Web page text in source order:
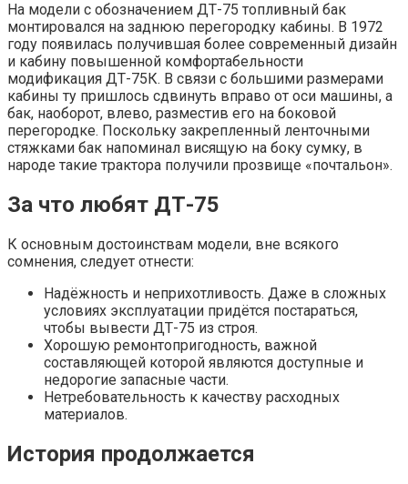
На модели с обозначением ДТ-75 топливный бак
монтировался на заднюю перегородку кабины. В 1972
году появилась получившая более современный дизайн
и кабину повышенной комфортабельности
модификация ДТ-75К. В связи с большими размерами
кабины ту пришлось сдвинуть вправо от оси машины, а
бак, наоборот, влево, разместив его на боковой
перегородке. Поскольку закрепленный ленточными
стяжками бак напоминал висящую на боку сумку, в
народе такие трактора получили прозвище «почтальон».
За что любят ДТ-75
К основным достоинствам модели, вне всякого
сомнения, следует отнести:
Надёжность и неприхотливость. Даже в сложных
условиях эксплуатации придётся постараться,
чтобы вывести ДТ-75 из строя.
Хорошую ремонтопригодность, важной
составляющей которой являются доступные и
недорогие запасные части.
Нетребовательность к качеству расходных
материалов.
История продолжается